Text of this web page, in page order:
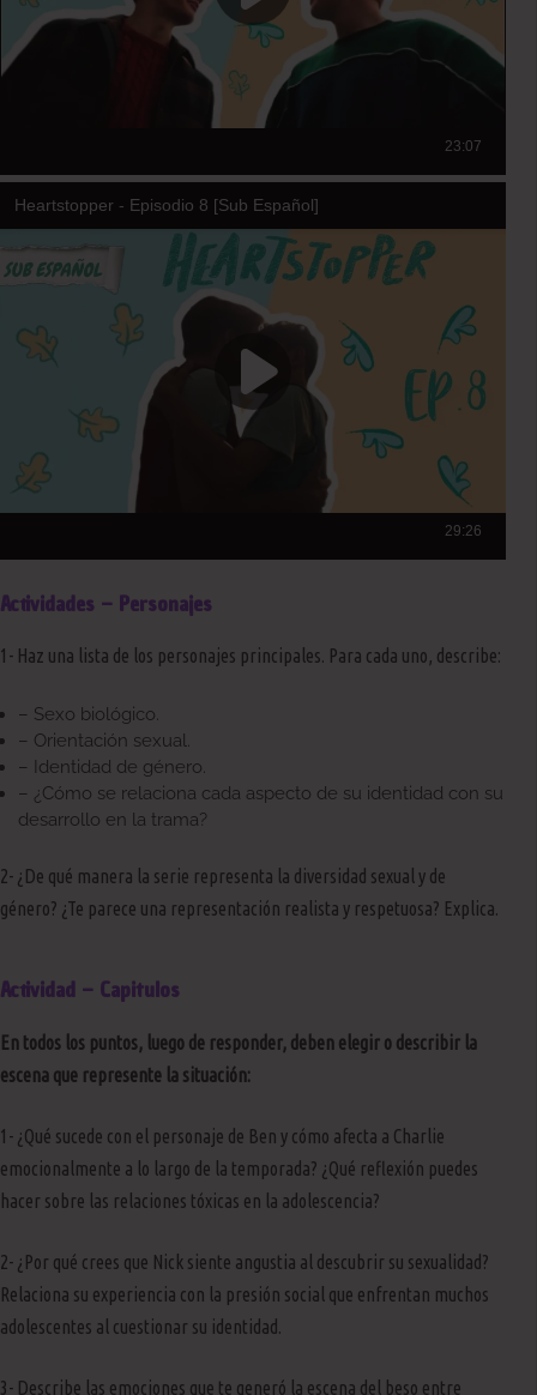
Actividades – Personajes
1- Haz una lista de los personajes principales. Para cada uno, describe:
– Sexo biológico.
– Orientación sexual.
– Identidad de género.
– ¿Cómo se relaciona cada aspecto de su identidad con su
desarrollo en la trama?
2- ¿De qué manera la serie representa la diversidad sexual y de
género? ¿Te parece una representación realista y respetuosa? Explica.
Actividad – Capitulos
En todos los puntos, luego de responder, deben elegir o describir la
escena que represente la situación:
1- ¿Qué sucede con el personaje de Ben y cómo afecta a Charlie
emocionalmente a lo largo de la temporada? ¿Qué reflexión puedes
hacer sobre las relaciones tóxicas en la adolescencia?
2- ¿Por qué crees que Nick siente angustia al descubrir su sexualidad?
Relaciona su experiencia con la presión social que enfrentan muchos
adolescentes al cuestionar su identidad.
3- Describe las emociones que te generó la escena del beso entre